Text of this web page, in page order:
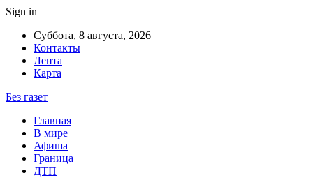
Sign in
Суббота, 8 августа, 2026
Контакты
Лента
Карта
Без газет
Главная
В мире
Афиша
Граница
ДТП